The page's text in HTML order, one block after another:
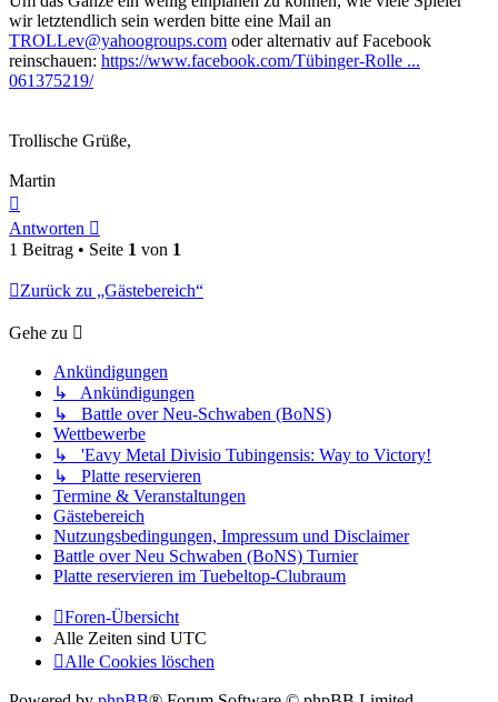
wir letztendlich sein werden bitte eine Mail an
TROLLev@yahoogroups.com oder alternativ auf Facebook
reinschauen: https://www.facebook.com/Tübinger-Rolle ...
061375219/
Trollische Grüße,
Martin
oben
Antworten
1 Beitrag • Seite 1 von 1
Zurück zu „Gästebereich“
Gehe zu
Ankündigungen
↳ Ankündigungen
↳ Battle over Neu-Schwaben (BoNS)
Wettbewerbe
↳ 'Eavy Metal Divisio Tubingensis: Way to Victory!
↳ Platte reservieren
Termine & Veranstaltungen
Gästebereich
Nutzungsbedingungen, Impressum und Disclaimer
Battle over Neu Schwaben (BoNS) Turnier
Platte reservieren im Tuebeltop-Clubraum
Foren-Übersicht
Alle Zeiten sind UTC
Alle Cookies löschen